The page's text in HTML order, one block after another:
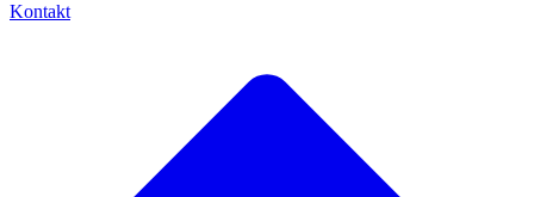
Kontakt